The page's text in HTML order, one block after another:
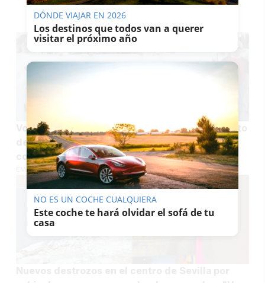
TE PUEDE INTERESAR
Vox saca pecho por la decisión del Ayuntamiento
de Sevilla de suspender las ayudas a ONGs en
cooperación internacional: "No tenía sentido"
EMILIO CABRERA
DÓNDE VIAJAR EN 2026
Los destinos que todos van a querer
visitar el próximo año
NO ES UN COCHE CUALQUIERA
Este coche te hará olvidar el sofá de tu
casa